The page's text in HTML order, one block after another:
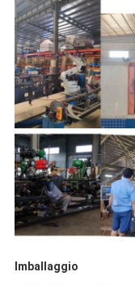
Imballaggio